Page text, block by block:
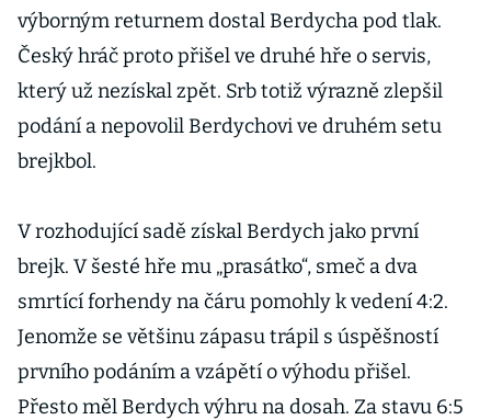
výborným returnem dostal Berdycha pod tlak.
Český hráč proto přišel ve druhé hře o servis,
který už nezískal zpět. Srb totiž výrazně zlepšil
podání a nepovolil Berdychovi ve druhém setu
brejkbol.
V rozhodující sadě získal Berdych jako první
brejk. V šesté hře mu „prasátko“, smeč a dva
smrtící forhendy na čáru pomohly k vedení 4:2.
Jenomže se většinu zápasu trápil s úspěšností
prvního podáním a vzápětí o výhodu přišel.
Přesto měl Berdych výhru na dosah. Za stavu 6:5